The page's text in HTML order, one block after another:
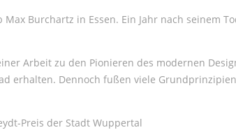
Max Burchartz in Essen. Ein Jahr nach seinem
Arbeit zu den Pionieren des modernen
erhalten. Dennoch fußen viele
Preis der Stadt Wuppertal